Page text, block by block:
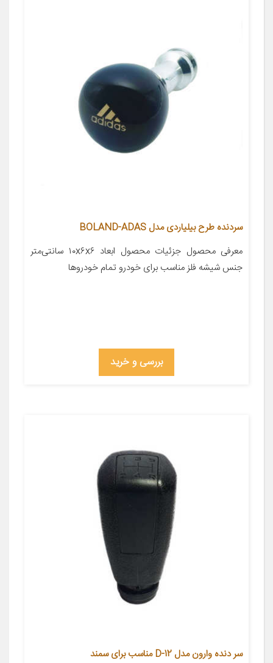
سردنده طرح بیلیاردی مدل BOLAND-ADAS
معرفی محصول جزئیات محصول ابعاد ۱۰x۶x۶ سانتی‌متر
جنس شیشه فلز مناسب برای خودرو تمام خودروها
بررسی و خرید
سر دنده وارون مدل D-12 مناسب برای سمند